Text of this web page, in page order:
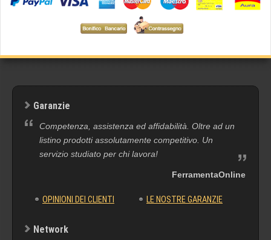
Garanzie
Competenza, assistenza ed affidabilità. Oltre ad un
listino prodotti assolutamente competitivo. Un
servizio studiato per chi lavora!
FerramentaOnline
OPINIONI DEI CLIENTI LE NOSTRE GARANZIE
Network